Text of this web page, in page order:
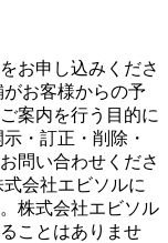
お申し込みくださ
お客様からの予
案内を行う目的に
・訂正・削除・
問い合わせくださ
会社エビソルに
株式会社エビソル
ことはありませ